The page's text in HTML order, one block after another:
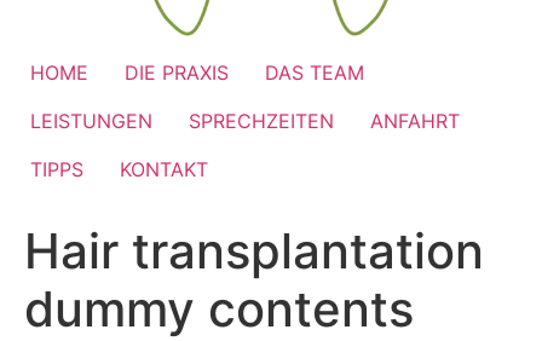
HOME DIE PRAXIS
DAS TEAM
LEISTUNGEN
SPRECHZEITEN
ANFAHRT
TIPPS
KONTAKT
Hair transplantation
dummy contents